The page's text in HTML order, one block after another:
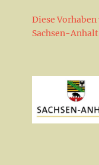
Diese
Sachsen-